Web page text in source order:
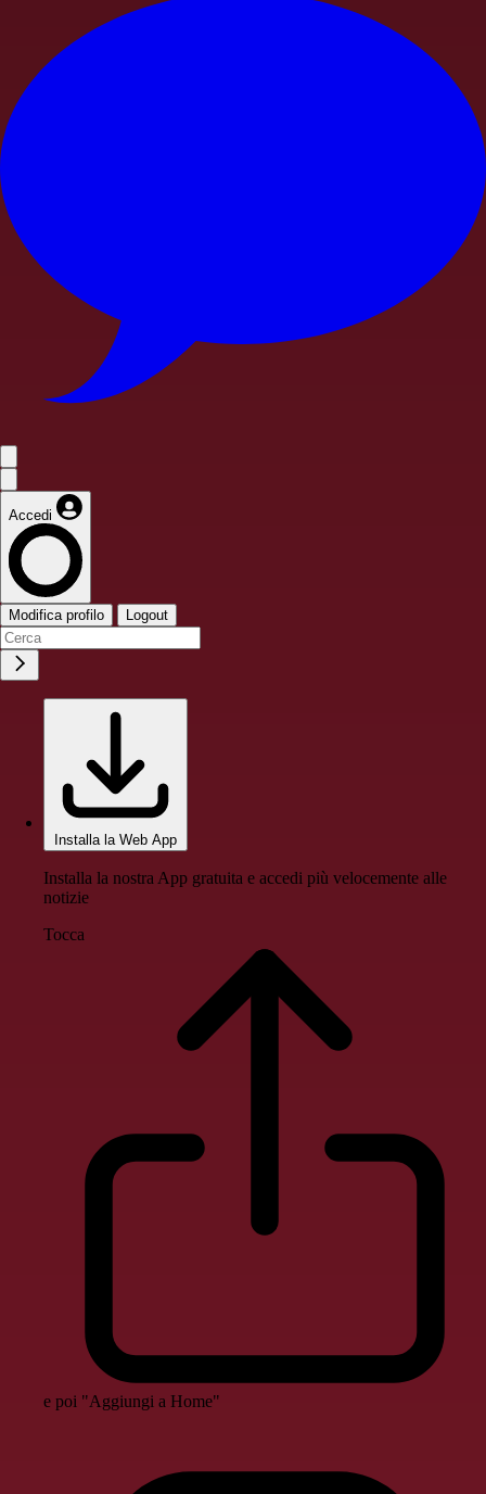
Accedi
Modifica profilo Logout
Installa la Web App
Installa la nostra App gratuita e accedi più velocemente alle
notizie
Tocca
e poi "Aggiungi a Home"